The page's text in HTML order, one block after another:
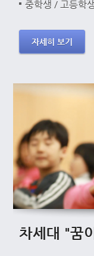
중학생 / 고등학
자세히 보기
차세대 "꿈